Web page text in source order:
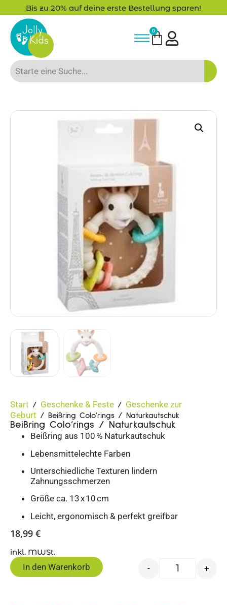
Bis zu 20% auf deine erste Bestellung sparen!
0
Start / Geschenke & Feste / Geschenke zur
Geburt / Beißring Colo’rings / Naturkautschuk
Beißring Colo’rings / Naturkautschuk
Beißring aus 100 % Naturkautschuk
Lebensmittelechte Farben
Unterschiedliche Texturen lindern
Zahnungsschmerzen
Größe ca. 13 x 10 cm
Leicht, ergonomisch & perfekt greifbar
18,99 €
inkl. MWSt.
- +
In den Warenkorb